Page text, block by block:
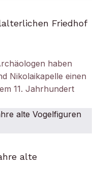
Friedhof
haben
Nikolaikapelle einen
11. Jahrhundert
alte